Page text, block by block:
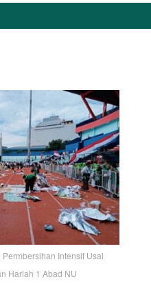
Intensif Usai
Harlah 1 Abad NU